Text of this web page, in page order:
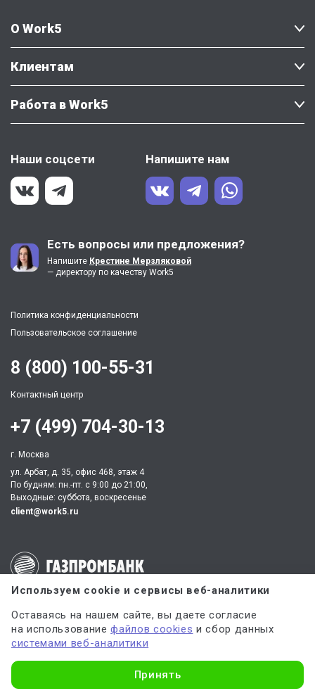
О Work5
Клиентам
Работа в Work5
Наши соцсети Напишите нам
Есть вопросы или предложения?
Напишите Крестине Мерзляковой
— директору по качеству Work5
Политика конфиденциальности
Пользовательское соглашение
Партнер по процессингу электронных платежей
Партнер по обеспечению безопасных платежей
ИНН 540535727161, ОГРН 312547621900150
8 (800) 100-55-31
Контактный центр
+7 (499) 704-30-13
г. Москва
ул. Арбат, д. 35, офис 468, этаж 4
По будням: пн.-пт. c 9:00 до 21:00,
Выходные: суббота, воскресенье
client@work5.ru
Используем cookie и сервисы веб-аналитики
Оставаясь на нашем сайте, вы даете согласие
на использованиефайлов cookies и сбор данных
системами веб-аналитики
Принять